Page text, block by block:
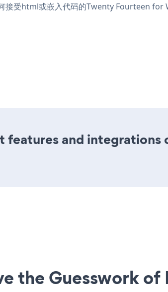
受html或嵌入代码的Twenty Fourteen
features and integrations
the Guesswork